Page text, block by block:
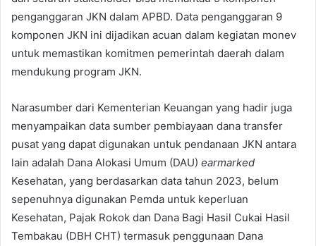
penganggaran JKN dalam APBD. Data penganggaran 9
komponen JKN ini dijadikan acuan dalam kegiatan monev
untuk memastikan komitmen pemerintah daerah dalam
mendukung program JKN.
Narasumber dari Kementerian Keuangan yang hadir juga
menyampaikan data sumber pembiayaan dana transfer
pusat yang dapat digunakan untuk pendanaan JKN antara
lain adalah Dana Alokasi Umum (DAU) earmarked
Kesehatan, yang berdasarkan data tahun 2023, belum
sepenuhnya digunakan Pemda untuk keperluan
Kesehatan, Pajak Rokok dan Dana Bagi Hasil Cukai Hasil
Tembakau (DBH CHT) termasuk penggunaan Dana